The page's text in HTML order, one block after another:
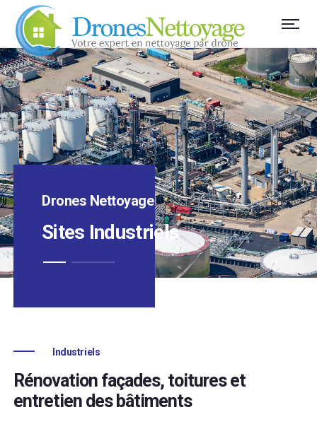
Drones Nettoyage
Sites Industriels
Industriels
Rénovation façades, toitures et
entretien des bâtiments